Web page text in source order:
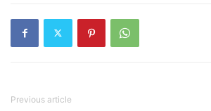
Previous article